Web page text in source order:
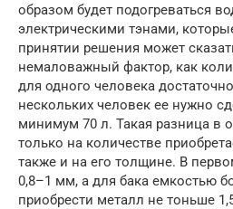
образом будет подогреваться
электрическими тэнами,
принятии решения может
немаловажный фактор, как
для одного человека
нескольких человек ее нужно
минимум 70 л. Такая разница в
только на количестве
также и на его толщине. В
0,8–1 мм, а для бака емкостью
приобрести металл не тоньше